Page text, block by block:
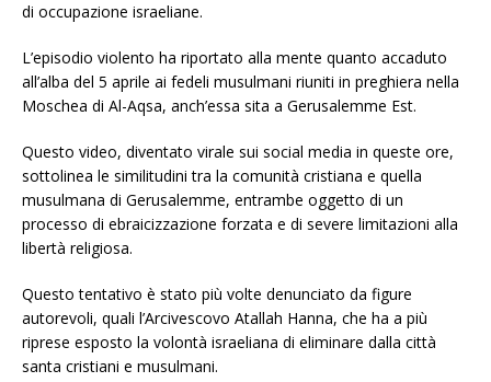
di occupazione israeliane.
L’episodio violento ha riportato alla mente quanto accaduto
all’alba del 5 aprile ai fedeli musulmani riuniti in preghiera nella
Moschea di Al-Aqsa, anch’essa sita a Gerusalemme Est.
Questo video, diventato virale sui social media in queste ore,
sottolinea le similitudini tra la comunità cristiana e quella
musulmana di Gerusalemme, entrambe oggetto di un
processo di ebraicizzazione forzata e di severe limitazioni alla
libertà religiosa.
Questo tentativo è stato più volte denunciato da figure
autorevoli, quali l’Arcivescovo Atallah Hanna, che ha a più
riprese esposto la volontà israeliana di eliminare dalla città
santa cristiani e musulmani.